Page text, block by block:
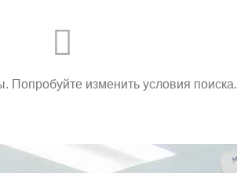
Попробуйте изменить условия поиска.